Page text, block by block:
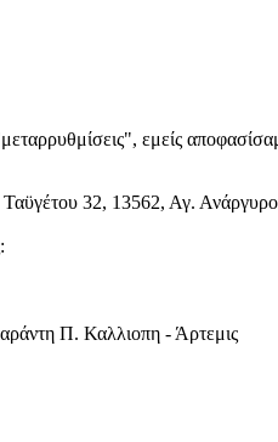
εμείς
32, 13562, Αγ.
Π. Καλλιοπη - Άρτεμις